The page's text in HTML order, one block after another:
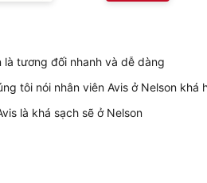
là tương đối nhanh và dễ dàng
tôi nói nhân viên Avis ở Nelson khá
là khá sạch sẽ ở Nelson